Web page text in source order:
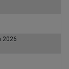
2026